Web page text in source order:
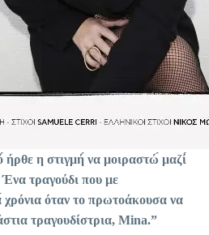
η στιγμή́ να μοιραστώ́ μαζί́
Ένα τραγούδι που με
όταν το πρωτοάκουσα να
τραγουδίστρια, Mina.”